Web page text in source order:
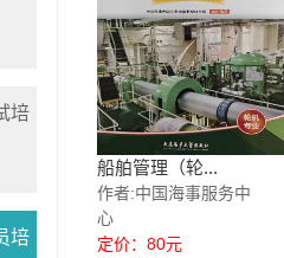
培
培
船舶管理（轮...
作者:中国海事服务中
心
定价：80元